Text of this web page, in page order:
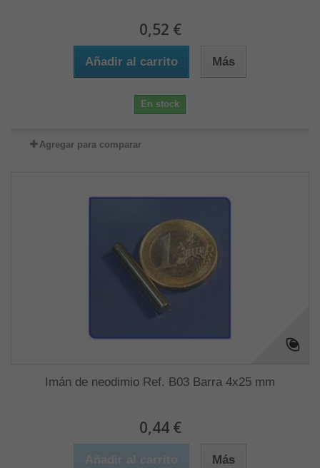
0,52 €
Añadir al carrito Más
En stock
Agregar para comparar
Imán de neodimio Ref. B03 Barra 4x25 mm
0,44 €
Más